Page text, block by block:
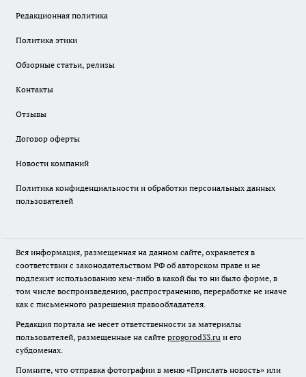
Редакционная политика
Политика этики
Обзорные статьи, релизы
Контакты
Отзывы
Договор оферты
Новости компаний
Политика конфиденциальности и обработки персональных данных
пользователей
Вся информация, размещенная на данном сайте, охраняется в
соответствии с законодательством РФ об авторском праве и не
подлежит использованию кем-либо в какой бы то ни было форме, в
том числе воспроизведению, распространению, переработке не иначе
как с письменного разрешения правообладателя.
Редакция портала не несет ответственности за материалы
пользователей, размещенные на сайте progorod33.ru и его
субдоменах.
Помните, что отправка фотографии в меню «Прислать новость» или